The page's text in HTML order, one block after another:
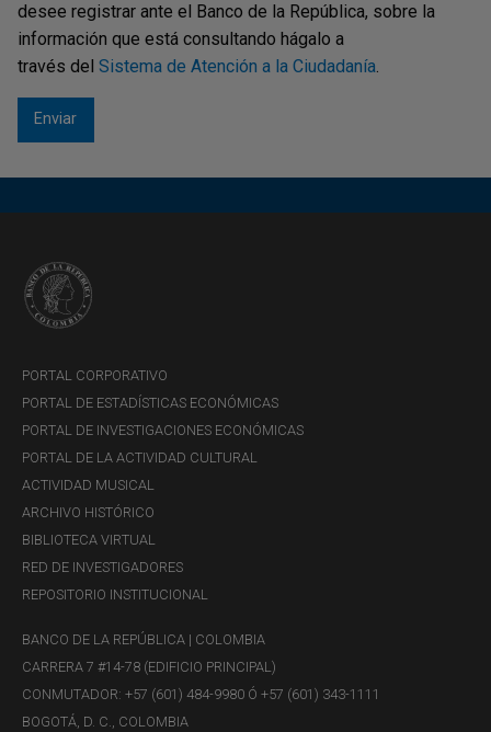
desee registrar ante el Banco de la República, sobre la
información que está consultando hágalo a
través del Sistema de Atención a la Ciudadanía.
PORTAL CORPORATIVO
PORTAL DE ESTADÍSTICAS ECONÓMICAS
PORTAL DE INVESTIGACIONES ECONÓMICAS
PORTAL DE LA ACTIVIDAD CULTURAL
ACTIVIDAD MUSICAL
ARCHIVO HISTÓRICO
BIBLIOTECA VIRTUAL
RED DE INVESTIGADORES
REPOSITORIO INSTITUCIONAL
BANCO DE LA REPÚBLICA | COLOMBIA
CARRERA 7 #14-78 (EDIFICIO PRINCIPAL)
CONMUTADOR: +57 (601) 484-9980 Ó +57 (601) 343-1111
BOGOTÁ, D. C., COLOMBIA